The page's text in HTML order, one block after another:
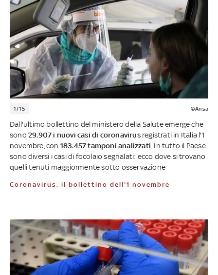
1/15 ©Ansa
Dall'ultimo bollettino del ministero della Salute emerge che
sono 29.907 i nuovi casi di coronavirusregistrati in Italia l'1
novembre, con 183.457 tamponi analizzati In tutto il Paese
sono diversi i casi di focolaio segnalati: ecco dove si trovano
quelli tenuti maggiormente sotto osservazione
Coronavirus, il bollettino dell'1 novembre